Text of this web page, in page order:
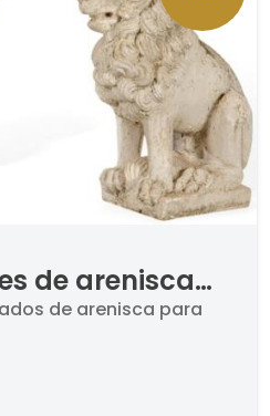
de arenisca
de arenisca para